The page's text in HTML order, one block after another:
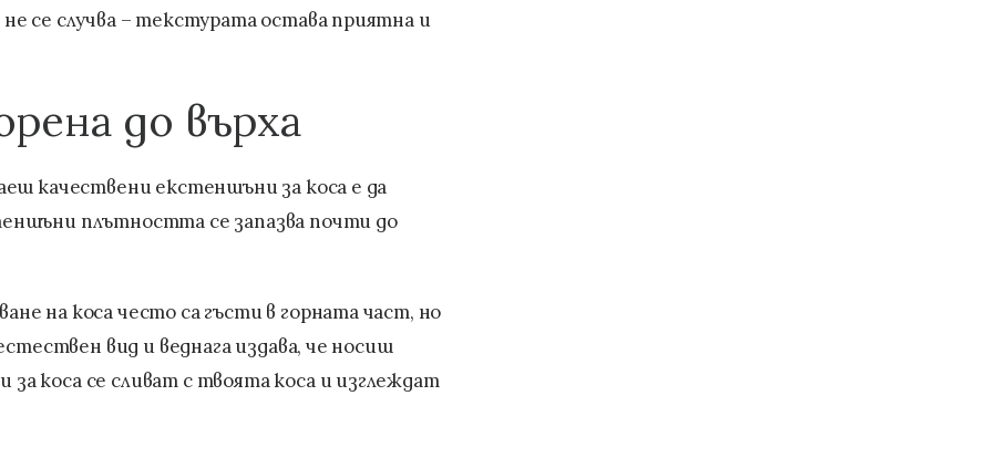
се случва – текстурата остава приятна и
до върха
качествени екстеншъни за коса е да
плътността се запазва почти до
на коса често са гъсти в горната част, но
вид и веднага издава, че носиш
коса се сливат с твоята коса и изглеждат